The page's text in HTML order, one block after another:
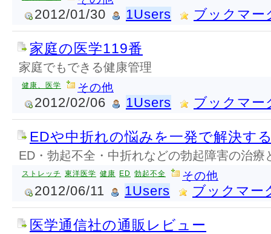
2012/01/30 1Users ブックマー
家庭の医学119番
家庭でもできる健康管理
健康、医学 その他
2012/02/06 1Users ブックマー
EDや中折れの悩みを一発で解決す
ED・勃起不全・中折れなどの勃起障害の治療
ストレッチ 東洋医学 健康 ED 勃起不全 その他
2012/06/11 1Users ブックマー
医学通信社の通販レビュー